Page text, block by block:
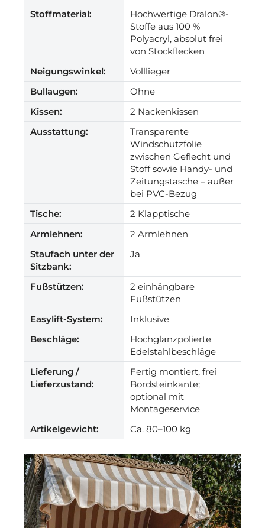
Stoffmaterial:
Hochwertige Dralon®-
Stoffe aus 100 %
Polyacryl, absolut frei
von Stockflecken
Neigungswinkel:
Volllieger
Bullaugen:
Ohne
Kissen:
2 Nackenkissen
Ausstattung:
Transparente
Windschutzfolie
zwischen Geflecht und
Stoff sowie Handy- und
Zeitungstasche – außer
bei PVC-Bezug
Tische:
2 Klapptische
Armlehnen:
2 Armlehnen
Staufach unter der
Sitzbank:
Ja
Fußstützen:
2 einhängbare
Fußstützen
Easylift-System:
Inklusive
Beschläge:
Hochglanzpolierte
Edelstahlbeschläge
Lieferung /
Lieferzustand:
Fertig montiert, frei
Bordsteinkante;
optional mit
Montageservice
Artikelgewicht:
Ca. 80–100 kg